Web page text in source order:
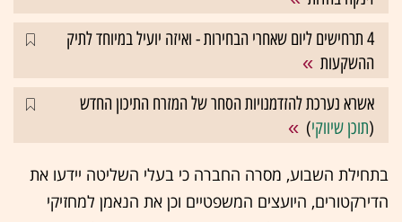
4 תרחישים ליום שאחרי הבחירות - ואיזה יועיל במיוחד לתיק
ההשקעות
אשרא נערכת להזדמנויות הסחר של המזרח התיכון החדש
(תוכן שיווקי)
בתחילת השבוע, מסרה החברה כי בעלי השליטה יידעו את
הדירקטורים, היועצים המשפטיים וכן את הנאמן למחזיקי